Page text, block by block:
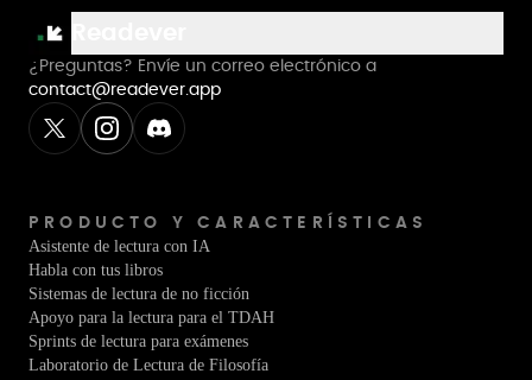
¿Preguntas? Envíe un correo electrónico a
contact@readever.app
PRODUCTO Y CARACTERÍSTICAS
Asistente de lectura con IA
Habla con tus libros
Sistemas de lectura de no ficción
Apoyo para la lectura para el TDAH
Sprints de lectura para exámenes
Laboratorio de Lectura de Filosofía